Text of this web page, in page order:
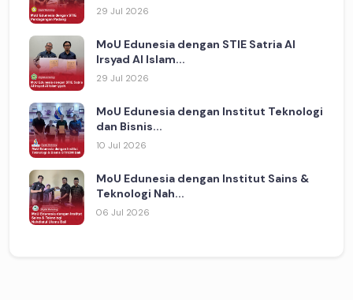
29 Jul 2026
MoU Edunesia dengan STIE Satria Al
Irsyad Al Islam...
29 Jul 2026
MoU Edunesia dengan Institut Teknologi
dan Bisnis...
10 Jul 2026
MoU Edunesia dengan Institut Sains &
Teknologi Nah...
06 Jul 2026